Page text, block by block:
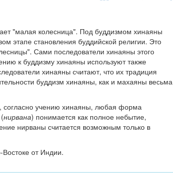
"малая колесница". Под буддизмом хинаяны
этапе становления буддийской религии. Это
Сами последователи хинаяны этого
к буддизму хинаяны используют также
хинаяны считают, что их традиция
буддизм хинаяны, как и махаяны весьма
согласно учению хинаяны, любая форма
нирвана) понимается как полное небытие,
нирваны считается возможным только в
от Индии.